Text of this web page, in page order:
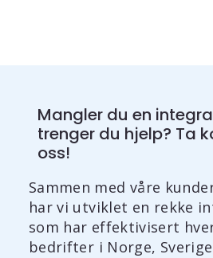
Mangler du en
trenger du hjelp? Ta
oss!
Sammen med våre
har vi utviklet en rekke
som har effektivisert
bedrifter i Norge,